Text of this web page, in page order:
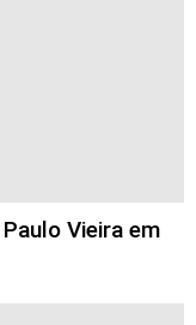
Vieira em